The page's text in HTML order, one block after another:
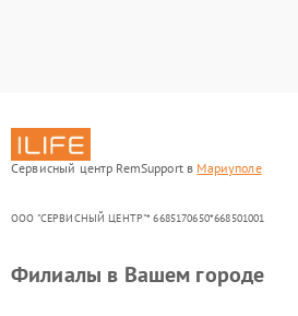
Сервисный центр RemSupport в Мариуполе
ООО "СЕРВИСНЫЙ ЦЕНТР"* 6685170650*668501001
Филиалы в Вашем городе